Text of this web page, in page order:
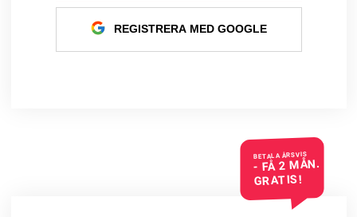
REGISTRERA MED GOOGLE
BETALA ÅRSVIS
- FÅ 2 MÅN.
GRATIS!